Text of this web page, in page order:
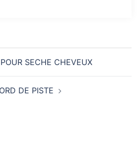
SECHE CHEVEUX
DE PISTE